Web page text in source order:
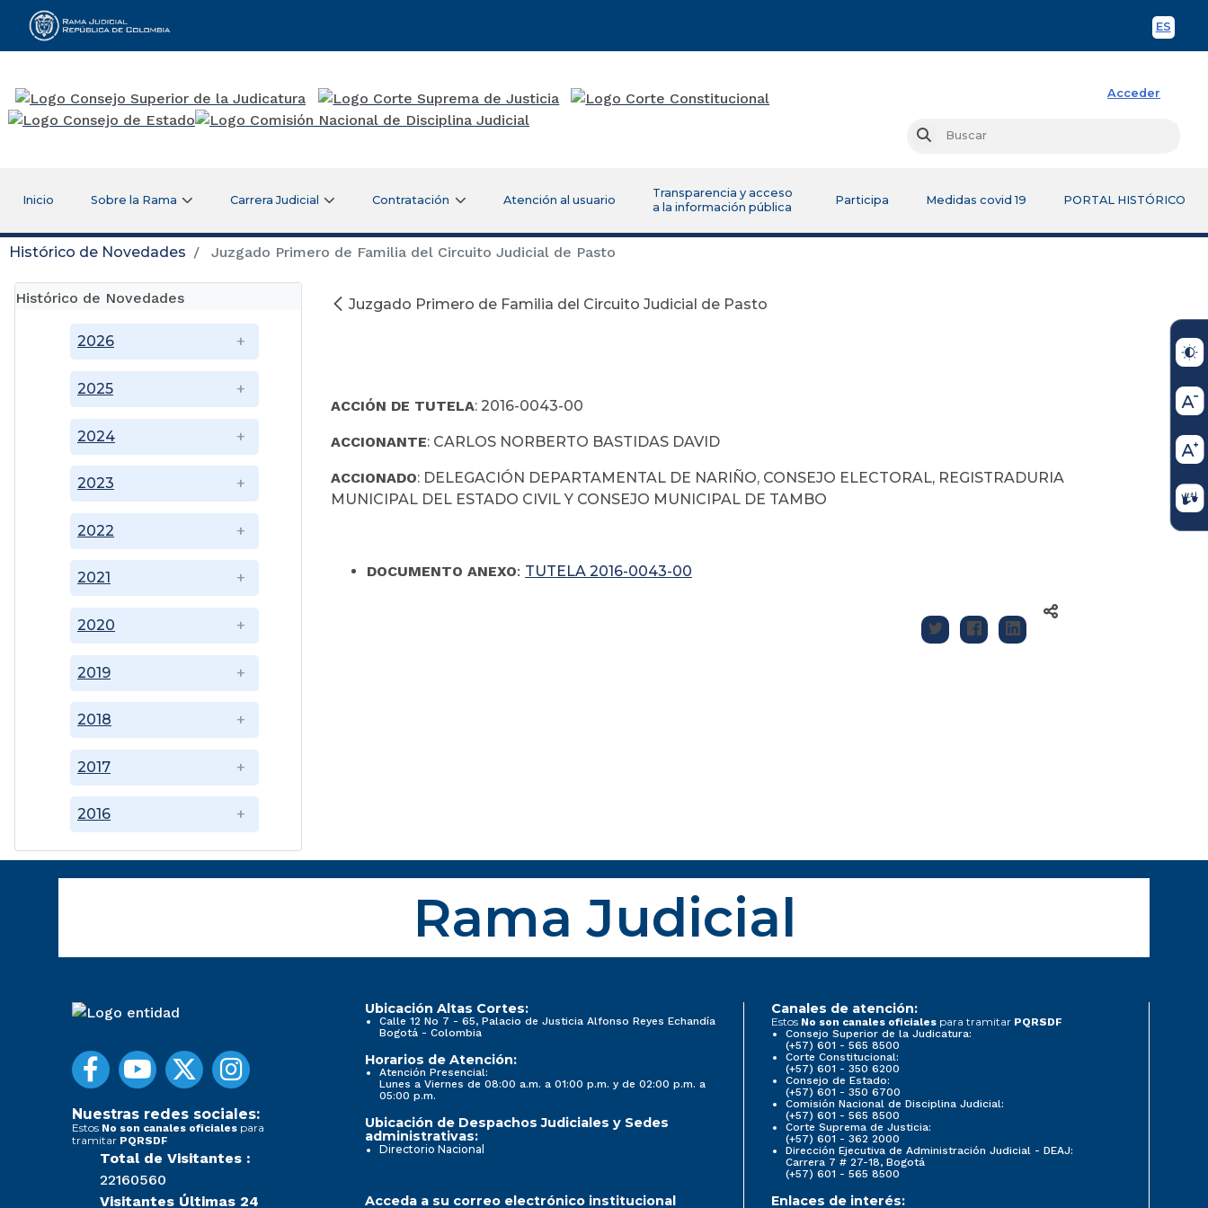
ES
Rama Judicial
Acceder
Buscar
Inicio Sobre la Rama Carrera Judicial Contratación Atención al usuario
Transparencia y acceso
a la información pública
Participa Medidas covid 19 PORTAL HISTÓRICO
Histórico de Novedades Juzgado Primero de Familia del Circuito Judicial de Pasto
Histórico de Novedades
2016
2017
2018
2019
2020
2021
2022
2023
2024
2025
2026
Juzgado Primero de Familia del Circuito Judicial de Pasto
ACCIÓN DE TUTELA: 2016-0043-00
ACCIONANTE: CARLOS NORBERTO BASTIDAS DAVID
ACCIONADO: DELEGACIÓN DEPARTAMENTAL DE NARIÑO, CONSEJO ELECTORAL, REGISTRADURIA
MUNICIPAL DEL ESTADO CIVIL Y CONSEJO MUNICIPAL DE TAMBO
DOCUMENTO ANEXO: TUTELA 2016-0043-00
Rama Judicial
Nuestras redes sociales:
Estos No son canales oficiales para
tramitar PQRSDF
Total de Visitantes :
22160560
Visitantes Últimas 24
Ubicación Altas Cortes:
Calle 12 No 7 - 65, Palacio de Justicia Alfonso Reyes Echandía
Bogotá - Colombia
Horarios de Atención:
Atención Presencial:
Lunes a Viernes de 08:00 a.m. a 01:00 p.m. y de 02:00 p.m. a
05:00 p.m.
Ubicación de Despachos Judiciales y Sedes
administrativas:
Directorio Nacional
Canales de atención:
Estos No son canales oficiales para tramitar PQRSDF
Consejo Superior de la Judicatura:
(+57) 601 - 565 8500
Corte Constitucional:
(+57) 601 - 350 6200
Consejo de Estado:
(+57) 601 - 350 6700
Comisión Nacional de Disciplina Judicial:
(+57) 601 - 565 8500
Corte Suprema de Justicia:
(+57) 601 - 362 2000
Dirección Ejecutiva de Administración Judicial - DEAJ:
Carrera 7 # 27-18, Bogotá
(+57) 601 - 565 8500
Acceda a su correo electrónico institucional Enlaces de interés: